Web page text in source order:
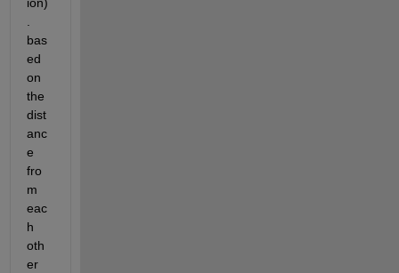
bas
ed
on
the
dist
anc
e
fro
m
eac
h
oth
er